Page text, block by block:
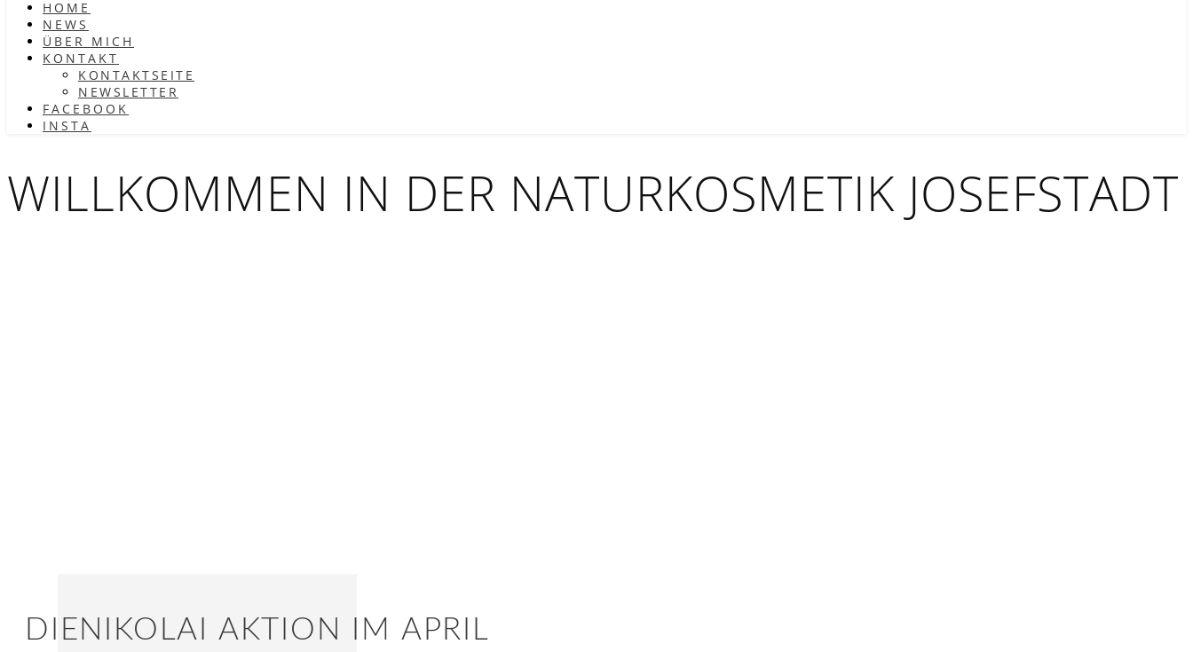
HOME
NEWS
ÜBER MICH
KONTAKT
KONTAKTSEITE
NEWSLETTER
FACEBOOK
INSTA
WILLKOMMEN IN DER NATURKOSMETIK JOSEFSTADT
DIENIKOLAI AKTION IM APRIL